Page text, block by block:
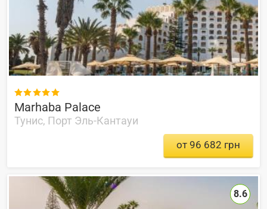

Marhaba Palace
Тунис, Порт Эль-Кантауи
от 96 682 грн
8.6